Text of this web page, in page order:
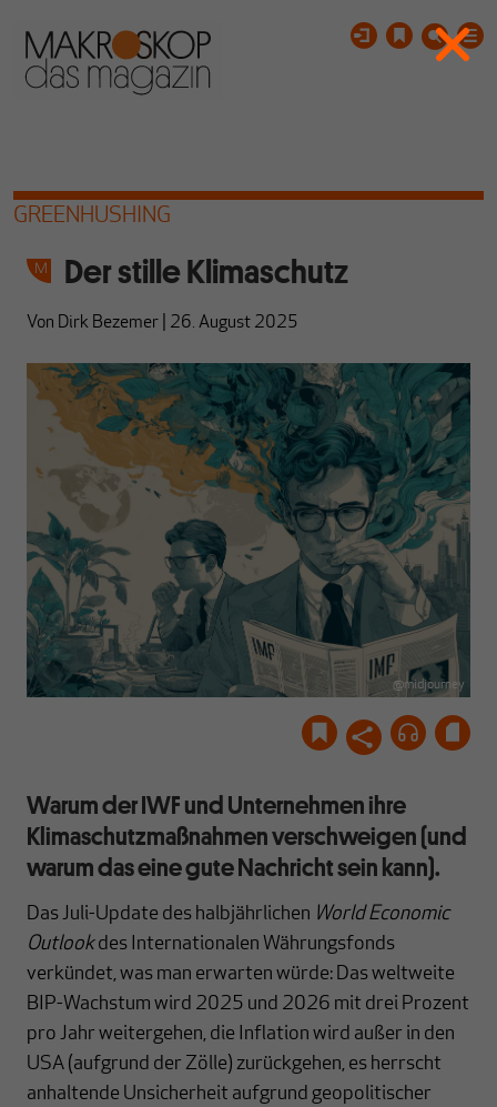
GREENHUSHING
Der stille Klimaschutz
Von Dirk Bezemer 26. August 2025
@midjourney
Warum der IWF und Unternehmen ihre
Klimaschutzmaßnahmen verschweigen (und
warum das eine gute Nachricht sein kann).
Das Juli-Update des halbjährlichen World Economic
Outlookdes Internationalen Währungsfonds
verkündet, was man erwarten würde: Das weltweite
BIP-Wachstum wird 2025 und 2026 mit drei Prozent
pro Jahr weitergehen, die Inflation wird außer in den
USA (aufgrund der Zölle) zurückgehen, es herrscht
anhaltende Unsicherheit aufgrund geopolitischer